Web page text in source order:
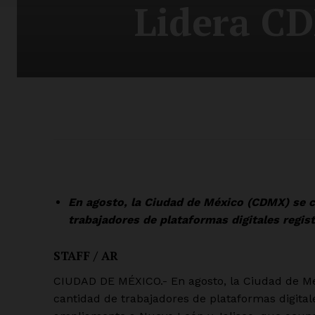
En agosto, la Ciudad de México (CDMX)
trabajadores de plataformas digitales
STAFF / AR
CIUDAD DE MÉXICO.- En agosto, la Ciudad de
cantidad de trabajadores de plataformas